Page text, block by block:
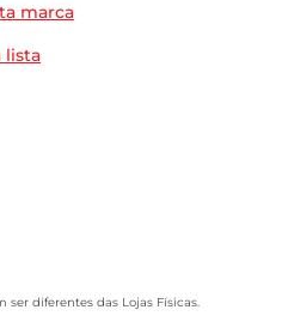
marca
lista
ser diferentes das Lojas Físicas.